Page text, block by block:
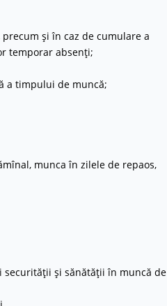
și în caz de cumulare a
temporar absenți;
a timpului de muncă;
munca în zilele de repaos,
și sănătății în muncă de